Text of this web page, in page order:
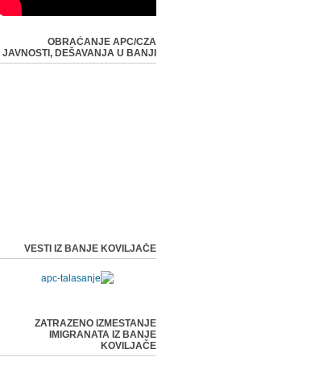
OBRAĆANJE APC/CZA
JAVNOSTI, DEŠAVANJA U BANJI
VESTI IZ BANJE KOVILJAČE
ZATRAZENO IZMESTANJE
IMIGRANATA IZ BANJE
KOVILJAČE